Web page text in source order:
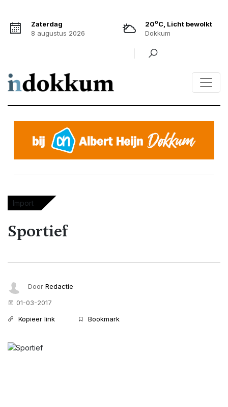
Zaterdag
8 augustus 2026
20oC, Licht bewolkt
Dokkum
Import
Sportief
Door Redactie
01-03-2017
Kopieer link
Bookmark